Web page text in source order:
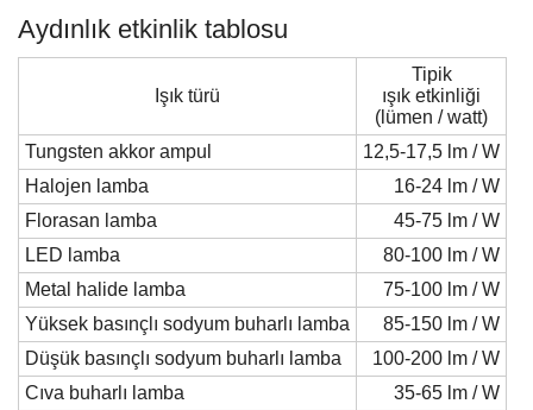
Aydınlık etkinlik tablosu
Işık türü
Tipik
ışık etkinliği
(lümen / watt)
Tungsten akkor ampul
12,5-17,5 lm / W
Halojen lamba
16-24 lm / W
Florasan lamba
45-75 lm / W
LED lamba
80-100 lm / W
Metal halide lamba
75-100 lm / W
Yüksek basınçlı sodyum buharlı lamba
85-150 lm / W
Düşük basınçlı sodyum buharlı lamba
100-200 lm / W
Cıva buharlı lamba
35-65 lm / W